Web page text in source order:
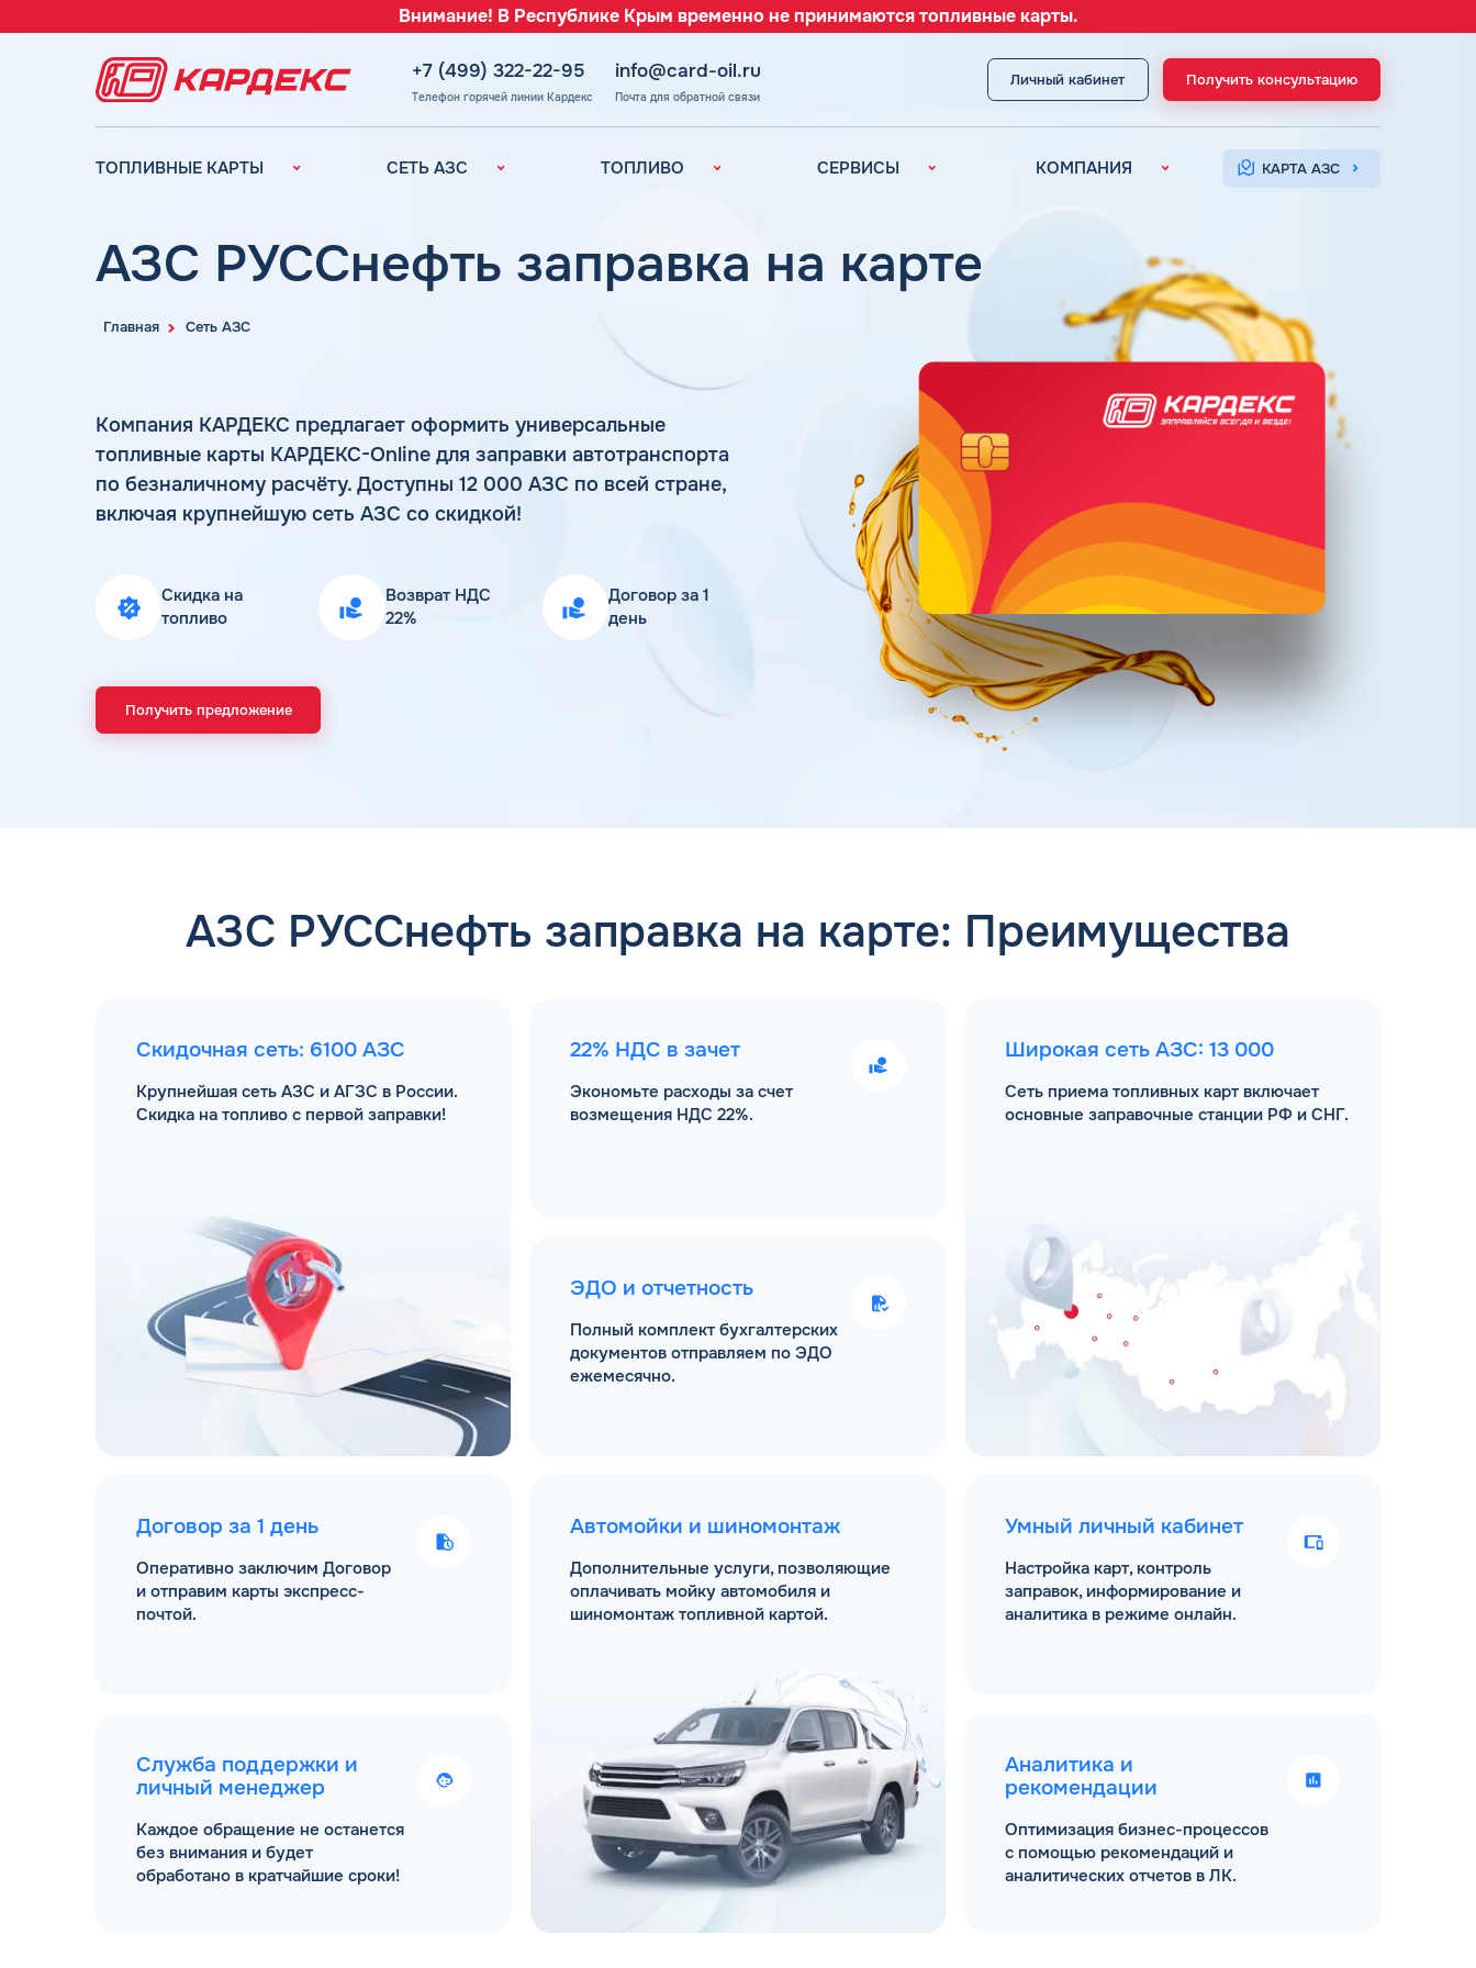
Внимание! В Республике Крым временно не принимаются топливные карты.
+7 (499) 322-22-95
Телефон горячей линии Кардекс
info@card-oil.ru
Почта для обратной связи
Личный кабинет Получить консультацию
ТОПЛИВНЫЕ КАРТЫ
Преимущества
Индивидуальный
Аdblue
Шиномонтаж
Вопросы и Ответы
СЕТЬ АЗС
АЗС Газпромнефть
Сургутнефтегаз
АЗС
Нефтьмагистраль
ТОПЛИВО
Бензин
Дизельное
Топливные бренды
Наши города
Калькулятор
расхода топлива
СЕРВИСЫ
Документооборот
(ЭДО)
Умный Личный
окончании баланса
Поддержка
КОМПАНИЯ КАРТА АЗС
Главная Сеть АЗС
АЗС РУССнефть заправка на карте
Компания КАРДЕКС предлагает оформить универсальные
топливные карты КАРДЕКС-Online для заправки автотранспорта
по безналичному расчёту. Доступны 12 000 АЗС по всей стране,
включая крупнейшую сеть АЗС со скидкой!
Скидка на
топливо
Возврат НДС
22%
Договор за 1
день
Получить предложение
АЗС РУССнефть заправка на карте: Преимущества
Скидочная сеть: 6100 АЗС
Крупнейшая сеть АЗС и АГЗС в России.
Скидка на топливо с первой заправки!
Договор за 1 день
Оперативно заключим Договор
и отправим карты экспресс-
почтой.
Служба поддержки и
личный менеджер
Каждое обращение не останется
без внимания и будет
обработано в кратчайшие сроки!
22% НДС в зачет
Экономьте расходы за счет
возмещения НДС 22%.
ЭДО и отчетность
Полный комплект бухгалтерских
документов отправляем по ЭДО
ежемесячно.
Автомойки и шиномонтаж
Дополнительные услуги, позволяющие
оплачивать мойку автомобиля и
шиномонтаж топливной картой.
Широкая сеть АЗС: 13 000
Сеть приема топливных карт включает
основные заправочные станции РФ и СНГ.
Умный личный кабинет
Настройка карт, контроль
заправок, информирование и
аналитика в режиме онлайн.
Аналитика и
рекомендации
Оптимизация бизнес-процессов
с помощью рекомендаций и
аналитических отчетов в ЛК.